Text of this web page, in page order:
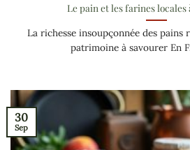
Le pain et les farines
La richesse insoupçonnée des pains
patrimoine à savourer En
30
Sep